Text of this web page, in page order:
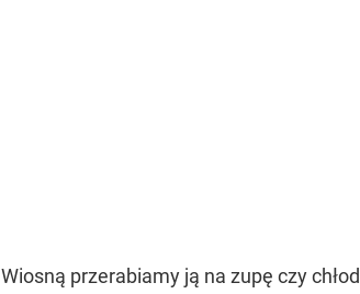
Wiosną przerabiamy ją na zupę czy